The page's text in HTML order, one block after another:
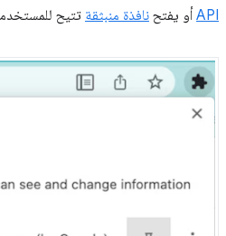
API أو يفتح نافذة منبثقة تتيح